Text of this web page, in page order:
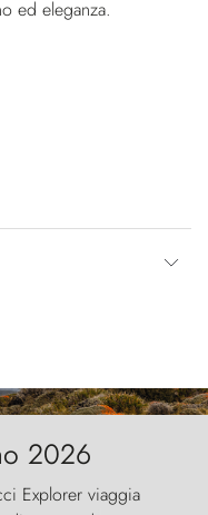
ed eleganza.
2026
Explorer viaggia